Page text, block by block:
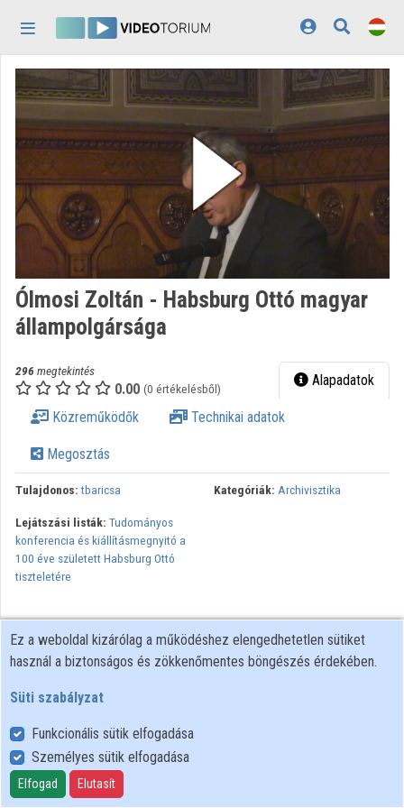
Kezdőlap
Bejelentkezés
Felfedezés
Kategóriák
Lejátszási listák
Intézmények
Közreműködők
Ólmosi Zoltán - Habsburg Ottó magyar
állampolgársága
296 megtekintés
0.00 (0 értékelésből) Alapadatok
Közreműködők Technikai adatok
Megosztás
Tulajdonos: tbaricsa Kategóriák: Archivisztika
Lejátszási listák: Tudományos
konferencia és kiállításmegnyitó a
100 éve született Habsburg Ottó
tiszteletére
Felhasználói szabályzat
Adatkezelési tájékoztató
Süti szabályzat
Ez a weboldal kizárólag a működéshez elengedhetetlen sütiket
használ a biztonságos és zökkenőmentes böngészés érdekében.
Süti szabályzat
Funkcionális sütik elfogadása
Személyes sütik elfogadása
Elfogad Elutasít